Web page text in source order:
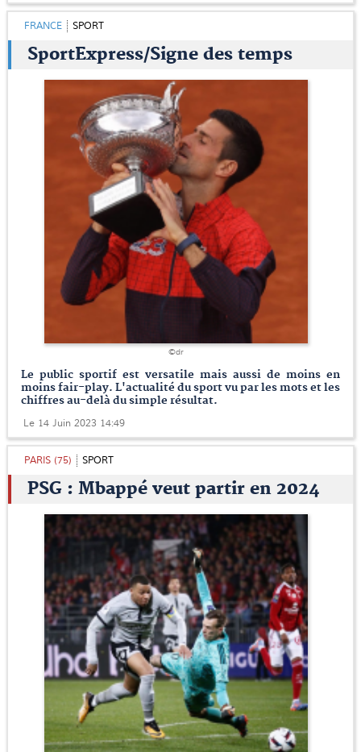
FRANCE SPORT
SportExpress/Signe des temps
©dr
Le public sportif est versatile mais aussi de moins en
moins fair-play. L'actualité du sport vu par les mots et les
chiffres au-delà du simple résultat.
Le 14 Juin 2023 14:49
PARIS (75) SPORT
PSG : Mbappé veut partir en 2024